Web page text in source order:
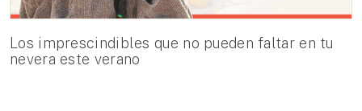
Los imprescindibles que no pueden faltar en tu
nevera este verano